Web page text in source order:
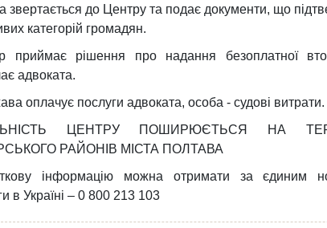
звертається до Центру та подає документи, що
категорій громадян.
приймає рішення про надання безоплатної
адвоката.
оплачує послуги адвоката, особа - судові витрати.
ЦЕНТРУ ПОШИРЮЄТЬСЯ НА
РАЙОНІВ МІСТА ПОЛТАВА
інформацію можна отримати за єдиним
в Україні – 0 800 213 103